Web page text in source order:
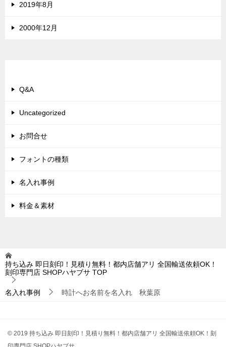
2019年8月
2000年12月
Q&A
Uncategorized
お問合せ
フォントの種類
名入れ事例
料金＆素材
持ち込み 即日刻印！見積り無料！都内店舗アリ 全国輸送依頼OK！
刻印専門店 SHOPハヤブサ TOP
名入れ事例 時計へお名前を名入れ 秋葉原
© 2019 持ち込み 即日刻印！見積り無料！都内店舗アリ 全国輸送依頼OK！刻